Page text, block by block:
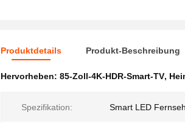
Produktdetails Produkt-Beschreibung
Hervorheben: 85-Zoll-4K-HDR-Smart-TV,
Spezifikation: Smart LED